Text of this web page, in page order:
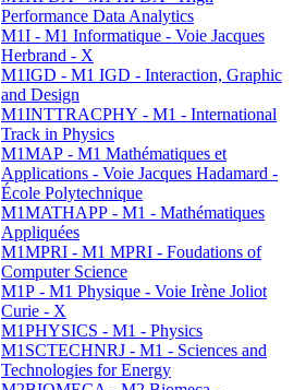
Performance Data Analytics
M1I - M1 Informatique - Voie Jacques
Herbrand - X
M1IGD - M1 IGD - Interaction, Graphic
and Design
M1INTTRACPHY - M1 - International
Track in Physics
M1MAP - M1 Mathématiques et
Applications - Voie Jacques Hadamard -
École Polytechnique
M1MATHAPP - M1 - Mathématiques
Appliquées
M1MPRI - M1 MPRI - Foudations of
Computer Science
M1P - M1 Physique - Voie Irène Joliot
Curie - X
M1PHYSICS - M1 - Physics
M1SCTECHNRJ - M1 - Sciences and
Technologies for Energy